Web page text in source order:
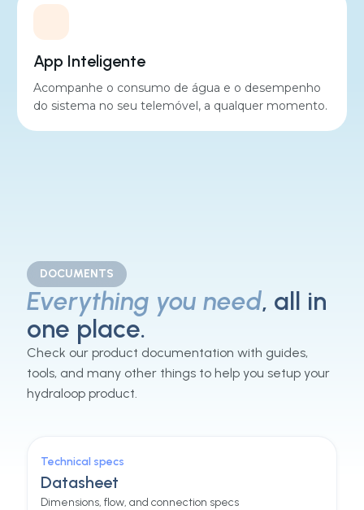
App Inteligente
Acompanhe o consumo de água e o desempenho
do sistema no seu telemóvel, a qualquer momento.
DOCUMENTS
Everything you need, all in
one place.
Check our product documentation with guides,
tools, and many other things to help you setup your
hydraloop product.
Technical specs
Datasheet
Dimensions, flow, and connection specs